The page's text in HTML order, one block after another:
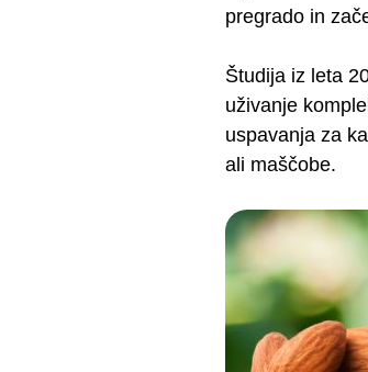
pregrado in
Študija iz leta
uživanje
uspavanja za
ali maščobe.